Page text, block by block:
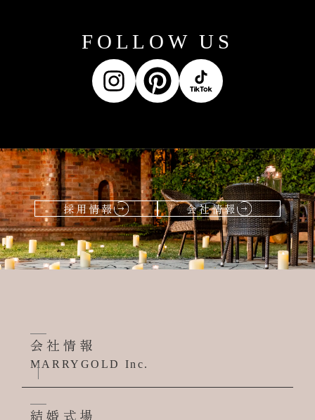
FOLLOW US
採用情報 会社情報
会社情報
MARRYGOLD Inc.
結婚式場